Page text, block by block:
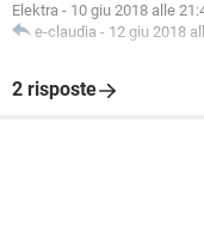
Elektra - 10 giu 2018 alle
e-claudia - 12 giu 2018
2 risposte